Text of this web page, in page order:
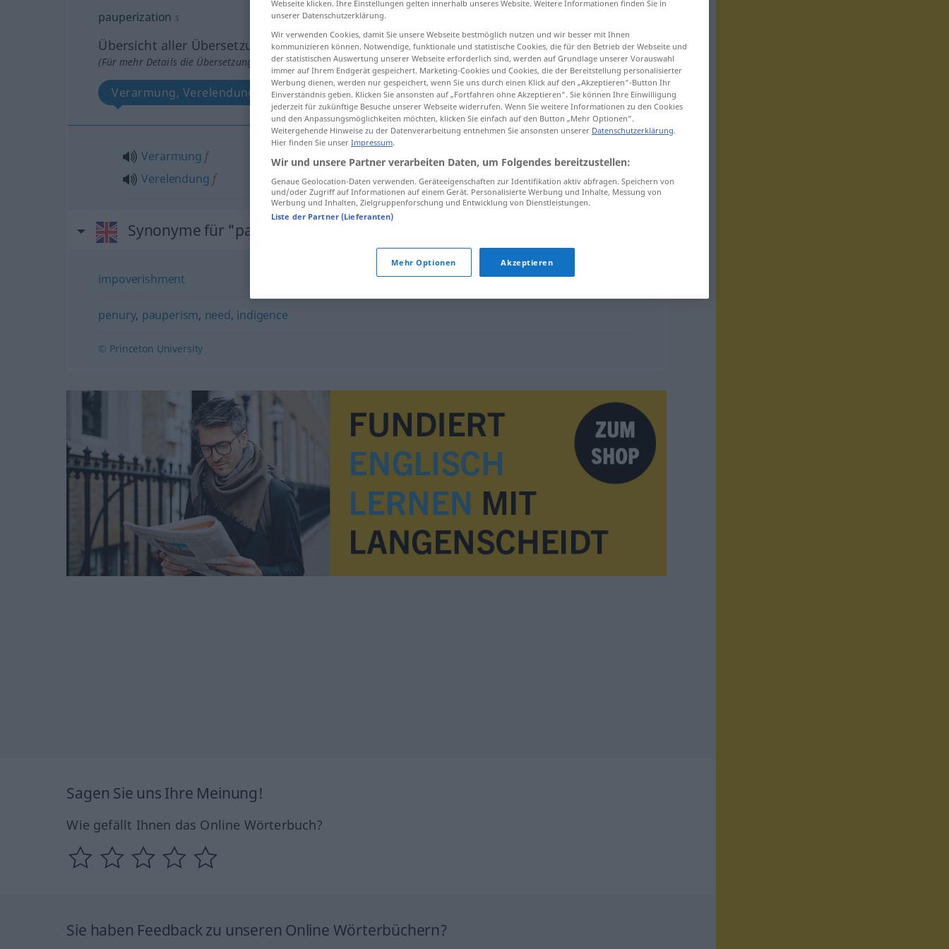
pauperization s
Übersicht aller Übersetzungen
(Für mehr Details die Übersetzung anklicken/antippen)
Verarmung, Verelendung
Verarmung f
Verelendung f
pauperization
Synonyme für "pauperization"
impoverishment
penury, pauperism, need, indigence
© Princeton University
Sagen Sie uns Ihre Meinung!
Wie gefällt Ihnen das Online Wörterbuch?
Sie haben Feedback zu unseren Online Wörterbüchern?
Webseite klicken. Ihre Einstellungen gelten innerhalb unseres Website. Weitere Informationen finden Sie in
unserer Datenschutzerklärung.
Wir verwenden Cookies, damit Sie unsere Webseite bestmöglich nutzen und wir besser mit Ihnen
kommunizieren können. Notwendige, funktionale und statistische Cookies, die für den Betrieb der Webseite und
der statistischen Auswertung unserer Webseite erforderlich sind, werden auf Grundlage unserer Vorauswahl
immer auf Ihrem Endgerät gespeichert. Marketing-Cookies und Cookies, die der Bereitstellung personalisierter
Werbung dienen, werden nur gespeichert, wenn Sie uns durch einen Klick auf den „Akzeptieren“-Button Ihr
Einverständnis geben. Klicken Sie ansonsten auf „Fortfahren ohne Akzeptieren“. Sie können Ihre Einwilligung
jederzeit für zukünftige Besuche unserer Webseite widerrufen. Wenn Sie weitere Informationen zu den Cookies
und den Anpassungsmöglichkeiten möchten, klicken Sie einfach auf den Button „Mehr Optionen“.
Weitergehende Hinweise zu der Datenverarbeitung entnehmen Sie ansonsten unserer Datenschutzerklärung.
Hier finden Sie unser Impressum.
Wir und unsere Partner verarbeiten Daten, um Folgendes bereitzustellen:
Genaue Geolocation-Daten verwenden. Geräteeigenschaften zur Identifikation aktiv abfragen. Speichern von
und/oder Zugriff auf Informationen auf einem Gerät. Personalisierte Werbung und Inhalte, Messung von
Werbung und Inhalten, Zielgruppenforschung und Entwicklung von Dienstleistungen.
Liste der Partner (Lieferanten)
Mehr Optionen Akzeptieren